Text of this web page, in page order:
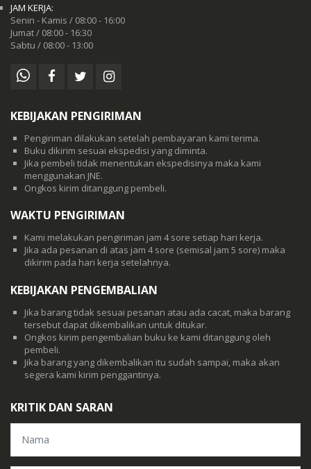
JAM KERJA:
Senin - Kamis / 08:00 - 16:00
Jumat / 08:00 - 16:30
Sabtu / 08:00 - 13:00
KEBIJAKAN PENGIRIMAN
Pengiriman dilakukan setelah pembayaran kami terima.
Buku dikirim sesuai ekspedisi yang diminta.
Jika pembeli tidak menentukan ekspedisinya maka kami
menggunakan JNE.
Ongkos kirim ditanggung pembeli.
WAKTU PENGIRIMAN
Kami melakukan pengiriman jam 4 sore setiap hari kerja.
Jika ada pesanan di atas jam 4 sore (semisal jam 5 sore) maka
dikirim pada hari kerja setelahnya.
KEBIJAKAN PENGEMBALIAN
Jika barang tidak sesuai pesanan atau ada cacat, maka barang
tersebut dapat dikembalikan untuk ditukar.
Ongkos kirim pengembalian buku ke kami ditanggung oleh
pembeli.
Jika barang yang dikembalikan itu sudah sampai, maka akan
segera kami kirim penggantinya.
KRITIK DAN SARAN